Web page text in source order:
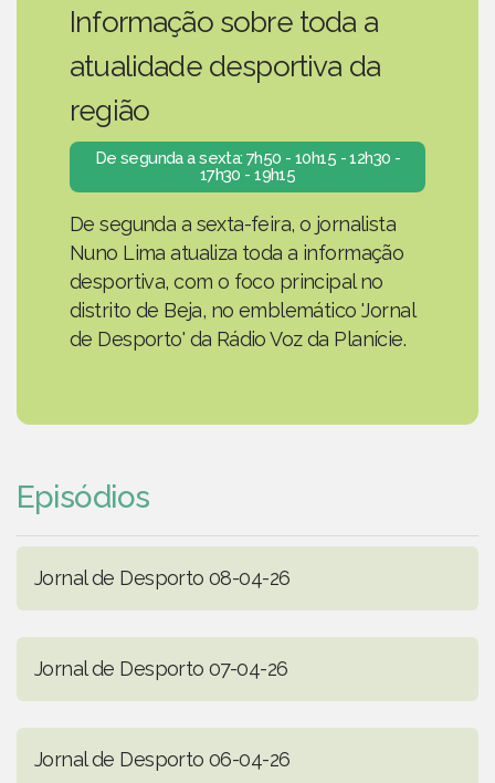
Informação sobre toda a
atualidade desportiva da
região
De segunda a sexta: 7h50 - 10h15 - 12h30 -
17h30 - 19h15
De segunda a sexta-feira, o jornalista
Nuno Lima atualiza toda a informação
desportiva, com o foco principal no
distrito de Beja, no emblemático 'Jornal
de Desporto' da Rádio Voz da Planície.
Episódios
Jornal de Desporto 08-04-26
Jornal de Desporto 07-04-26
Jornal de Desporto 06-04-26